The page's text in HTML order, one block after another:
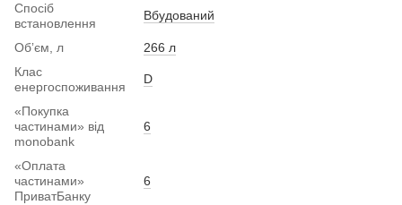
Спосіб
встановлення
Вбудований
Обʼєм, л
266 л
Клас
енергоспоживання
D
«Покупка
частинами» від
monobank
6
«Оплата
частинами»
ПриватБанку
6